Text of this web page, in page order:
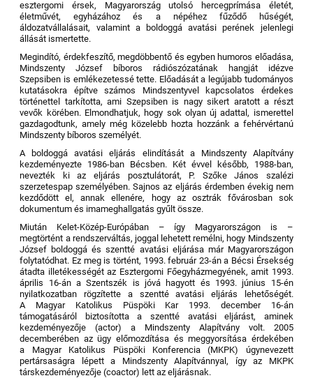
esztergomi érsek, Magyarország utolsó hercegprímása életét,
életművét, egyházához és a népéhez fűződő hűségét,
áldozatvállalásait, valamint a boldoggá avatási perének jelenlegi
állását ismertette.
Megindító, érdekfeszítő, megdöbbentő és egyben humoros előadása,
Mindszenty József bíboros rádiószózatának hangját idézve
Szepsiben is emlékezetessé tette. Előadását a legújabb tudományos
kutatásokra építve számos Mindszentyvel kapcsolatos érdekes
történettel tarkította, ami Szepsiben is nagy sikert aratott a részt
vevők körében. Elmondhatjuk, hogy sok olyan új adattal, ismerettel
gazdagodtunk, amely még közelebb hozta hozzánk a fehérvértanú
Mindszenty bíboros személyét.
A boldoggá avatási eljárás elindítását a Mindszenty Alapítvány
kezdeményezte 1986-ban Bécsben. Két évvel később, 1988-ban,
nevezték ki az eljárás posztulátorát, P. Szőke János szalézi
szerzetespap személyében. Sajnos az eljárás érdemben évekig nem
kezdődött el, annak ellenére, hogy az osztrák fővárosban sok
dokumentum és imameghallgatás gyűlt össze.
Miután Kelet-Közép-Európában – így Magyarországon is –
megtörtént a rendszerváltás, joggal lehetett remélni, hogy Mindszenty
József boldoggá és szentté avatási eljárása már Magyarországon
folytatódhat. Ez meg is történt, 1993. február 23-án a Bécsi Érsekség
átadta illetékességét az Esztergomi Főegyházmegyének, amit 1993.
április 16-án a Szentszék is jóvá hagyott és 1993. június 15-én
nyilatkozatban rögzítette a szentté avatási eljárás lehetőségét.
A Magyar Katolikus Püspöki Kar 1993. december 16-án
támogatásáról biztosította a szentté avatási eljárást, aminek
kezdeményezője (actor) a Mindszenty Alapítvány volt. 2005
decemberében az ügy előmozdítása és meggyorsítása érdekében
a Magyar Katolikus Püspöki Konferencia (MKPK) úgynevezett
pertársaságra lépett a Mindszenty Alapítvánnyal, így az MKPK
társkezdeményezője (coactor) lett az eljárásnak.